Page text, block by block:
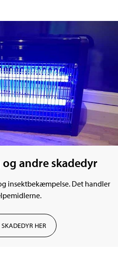
andre skadedyr
insektbekæmpelse. Det handler
HER